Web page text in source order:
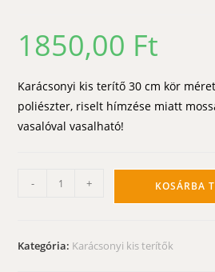
1850,00 Ft
Karácsonyi kis terítő 30 cm kör
poliészter, riselt hímzése miatt
vasalóval vasalható!
Karácsonyi
- + KOSÁRBA
Kategória: Karácsonyi kis terítők